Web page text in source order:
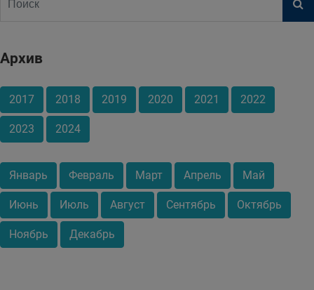
Архив
2017 2018 2019 2020 2021 2022
2023 2024
Январь Февраль Март Апрель Май
Июнь Июль Август Сентябрь Октябрь
Ноябрь Декабрь